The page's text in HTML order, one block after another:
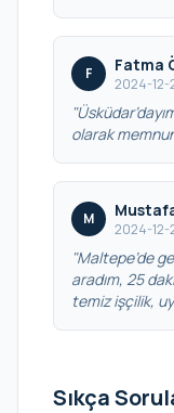
F Fatma
2024-12-
olarak
M
2024-12-
"Maltepe’de
aradım, 25
temiz işçilik,
Sıkça